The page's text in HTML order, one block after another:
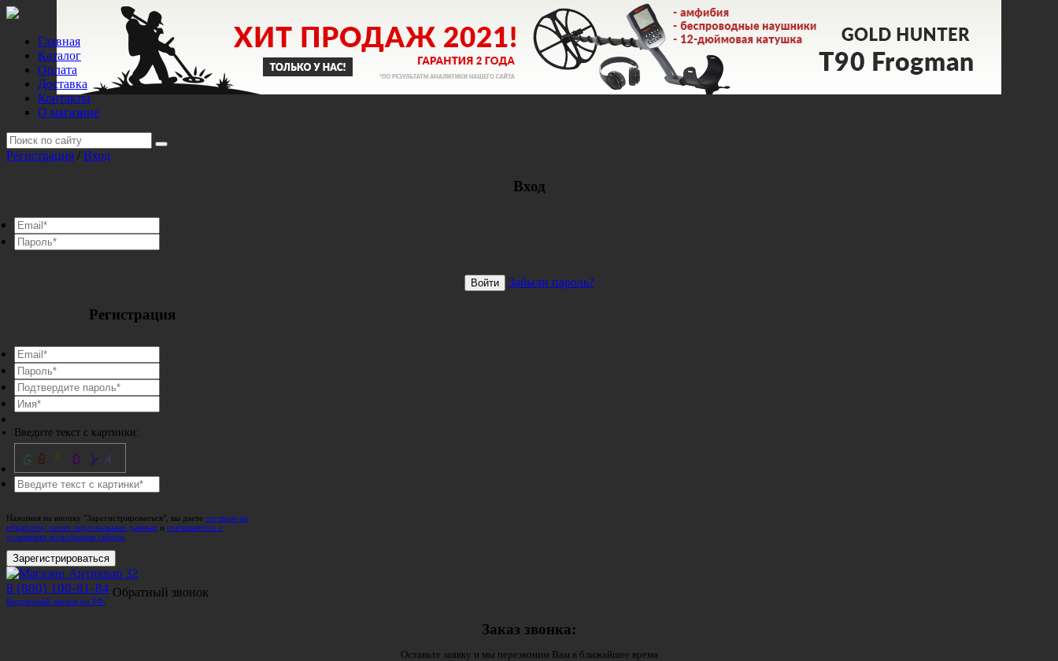
Главная
Каталог
Оплата
Доставка
Контакты
О магазине
Регистрация / Вход
Вход
Войти Забыли пароль?
Регистрация
Введите текст с картинки:
Нажимая на кнопку "Зарегистрироваться", вы даете согласие на
обработку своих персональных данных и соглашаетесь с
условиями пользования сайтом
Зарегистрироваться
8 (800) 100-81-84
Бесплатный звонок по РФ.
Обратный звонок
Заказ звонка:
Оставьте заявку и мы перезвоним Вам в ближайшее время